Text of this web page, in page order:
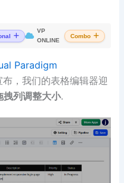
VP
ONLINE
Combo
Paradigm
布，我们的表格编辑器迎
拽列调整大小.